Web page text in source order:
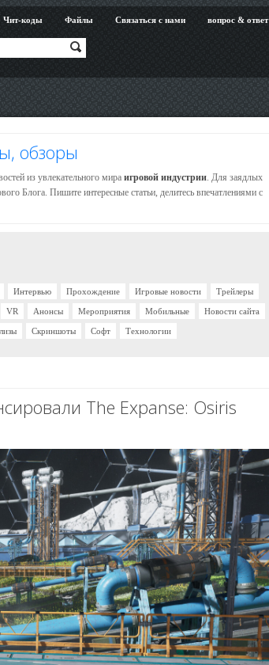
Чит-коды Файлы Связаться с нами вопрос & ответ
обзоры
из увлекательного мира игровой индустрии. Для заядлых
Блога. Пишите интересные статьи, делитесь впечатлениями с
Интервью Прохождение Игровые новости Трейлеры
VR Анонсы Мероприятия Мобильные Новости сайта
Скриншоты Софт Технологии
The Expanse: Osiris